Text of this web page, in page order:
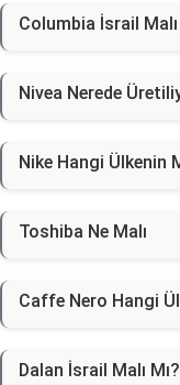
Columbia İsrail Malı
Nivea Nerede
Nike Hangi Ülkenin
Toshiba Ne Malı
Caffe Nero Hangi
Dalan İsrail Malı Mı?